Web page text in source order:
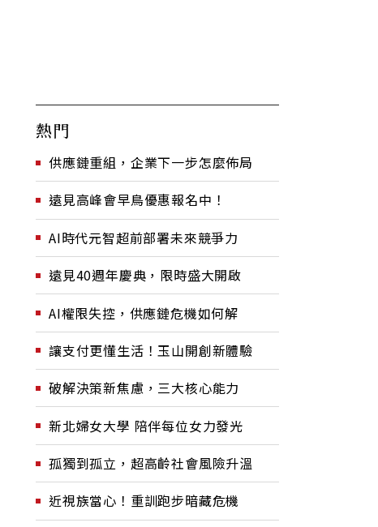
熱門
供應鏈重組，企業下一步怎麼佈局
遠見高峰會早鳥優惠報名中！
AI時代元智超前部署未來競爭力
遠見40週年慶典，限時盛大開啟
AI權限失控，供應鏈危機如何解
讓支付更懂生活！玉山開創新體驗
破解決策新焦慮，三大核心能力
新北婦女大學 陪伴每位女力發光
孤獨到孤立，超高齡社會風險升溫
近視族當心！重訓跑步暗藏危機